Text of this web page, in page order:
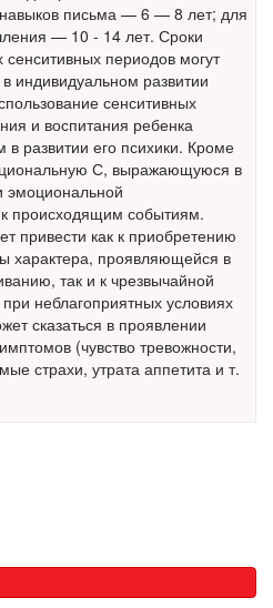
с детьми в
Соответствующий
законопроект внесен в
палату на
рассмотрение. Суть его
заключается в
нахождении одного из
родителей в
больничной палате
срока лечения...
письма — 6 — 8 лет; для
— 10 - 14 лет. Сроки
периодов могут
индивидуальном развитии
сенситивных
и воспитания ребенка
развитии его психики. Кроме
С, выражающуюся в
эмоциональной
к происходящим событиям.
привести как к приобретению
характера, проявляющейся в
так и к чрезвычайной
неблагоприятных условиях
сказаться в проявлении
(чувство тревожности,
страхи, утрата аппетита и т.